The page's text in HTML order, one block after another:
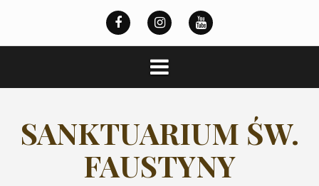
treści
SANKTUARIUM ŚW.
FAUSTYNY